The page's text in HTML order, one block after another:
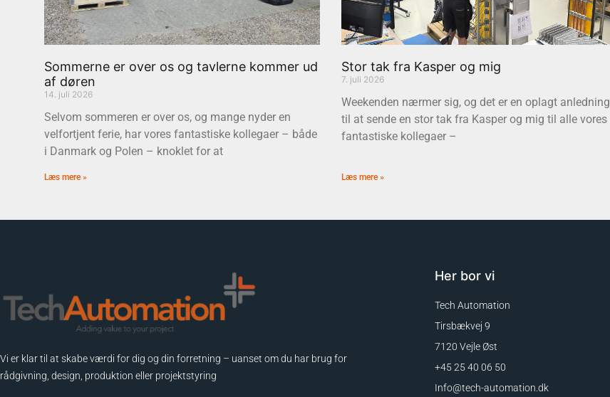
Sommerne er over os og tavlerne kommer ud
af døren
14. juli 2026
Selvom sommeren er over os, og mange nyder en
velfortjent ferie, har vores fantastiske kollegaer – både
i Danmark og Polen – knoklet for at
Læs mere »
Stor tak fra Kasper og mig
7. juli 2026
Weekenden nærmer sig, og det er en oplagt anledning
til at sende en stor tak fra Kasper og mig til alle vores
fantastiske kollegaer –
Læs mere »
Vi er klar til at skabe værdi for dig og din forretning – uanset om du har brug for
rådgivning, design, produktion eller projektstyring
Her bor vi
Tech Automation
Tirsbækvej 9
7120 Vejle Øst
+45 25 40 06 50
Info@tech-automation.dk